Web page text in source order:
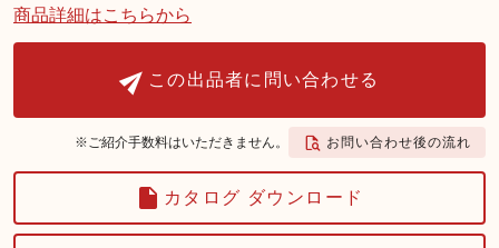
商品詳細はこちらから
この出品者に問い合わせる
※ご紹介手数料はいただきません。 お問い合わせ後の流れ
カタログ ダウンロード